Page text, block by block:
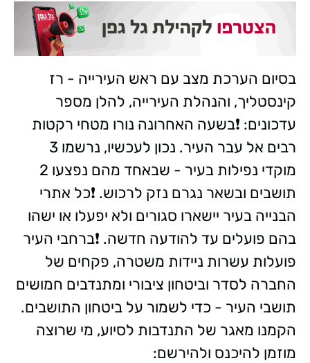
בסיום הערכת מצב עם ראש העירייה - רז
קינסטליך, והנהלת העירייה, להלן מספר
עדכונים: ❗בשעה האחרונה נורו מטחי רקטות
רבים אל עבר העיר. נכון לעכשיו, נרשמו 3
מוקדי נפילות בעיר - שבאחד מהם נפצעו 2
תושבים ובשאר נגרם נזק לרכוש. ❗כל אתרי
הבנייה בעיר יישארו סגורים ולא יפעלו או ישהו
בהם פועלים עד להודעה חדשה. ❗ברחבי העיר
פועלות עשרות ניידות משטרה, פקחים של
החברה לסדר וביטחון ציבורי ומתנדבים חמושים
תושבי העיר - כדי לשמור על ביטחון התושבים.
הקמנו מאגר של התנדבות לסיוע, מי שרוצה
מוזמן להיכנס ולהירשם: